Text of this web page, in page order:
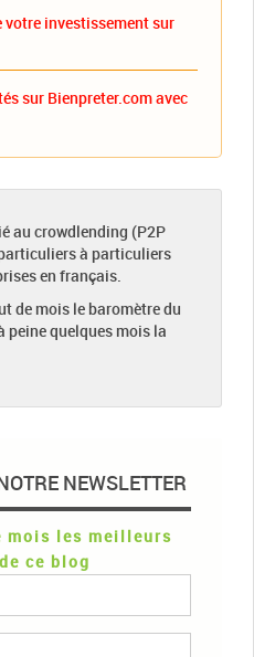
votre investissement sur
sur Bienpreter.com avec
au crowdlending (P2P
à particuliers
en français.
de mois le baromètre du
peine quelques mois la
NEWSLETTER
mois les meilleurs
ce blog